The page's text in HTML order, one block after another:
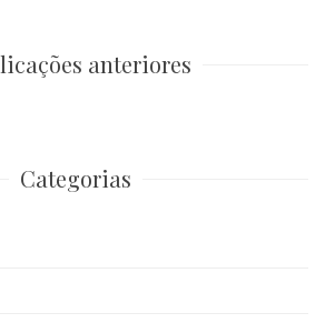
anteriores
Categorias